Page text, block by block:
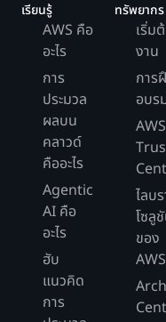
เรียนรู้
AWS คือ
อะไร
การ
ประมวล
ผลบน
คลาวด์
คืออะไร
Agentic
AI คือ
อะไร
ฮับ
แนวคิด
การ
ทรัพยากร
เริ่ม
งาน
การ
อบร
AWS
ไลบ
โซลู
ของ
AWS